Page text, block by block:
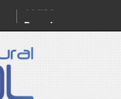
Trust
Esferas,